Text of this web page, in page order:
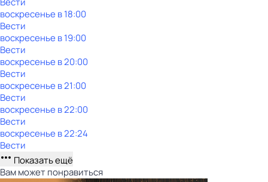
воскресенье в18:00
Вести
воскресенье в19:00
Вести
воскресенье в20:00
Вести
воскресенье в21:00
Вести
воскресенье в22:00
Вести
воскресенье в22:24
Вести
Показать ещё
Вам может понравиться